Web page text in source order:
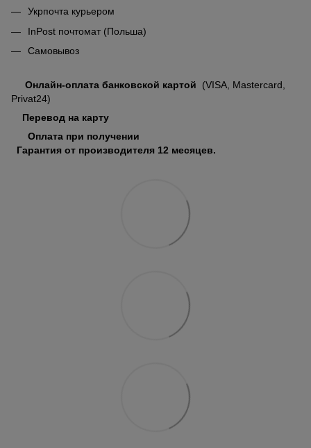
Укрпочта курьером
InPost почтомат (Польша)
Самовывоз
Онлайн-оплата банковской картой
(VISA, Mastercard,
Privat24)
Перевод на карту
Оплата при получении
Гарантия от производителя 12 месяцев.